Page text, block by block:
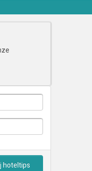
hoteltips